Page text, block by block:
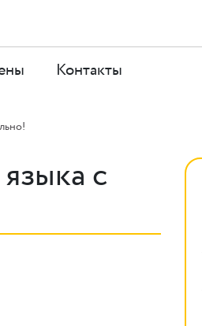
Контакты
с